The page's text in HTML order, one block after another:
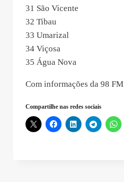
31 São Vicente
32 Tibau
33 Umarizal
34 Viçosa
35 Água Nova
Com informações da 98 FM
Compartilhe nas redes sociais